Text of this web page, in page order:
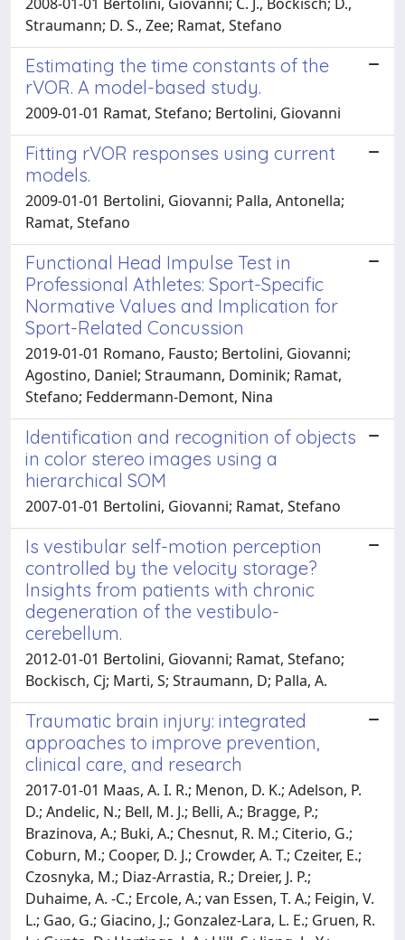
Straumann; D. S., Zee; Ramat, Stefano
Estimating the time constants of the
rVOR. A model-based study.
2009-01-01 Ramat, Stefano; Bertolini, Giovanni
Fitting rVOR responses using current
models.
2009-01-01 Bertolini, Giovanni; Palla, Antonella;
Ramat, Stefano
Functional Head Impulse Test in
Professional Athletes: Sport-Specific
Normative Values and Implication for
Sport-Related Concussion
2019-01-01 Romano, Fausto; Bertolini, Giovanni;
Agostino, Daniel; Straumann, Dominik; Ramat,
Stefano; Feddermann-Demont, Nina
Identification and recognition of objects
in color stereo images using a
hierarchical SOM
2007-01-01 Bertolini, Giovanni; Ramat, Stefano
Is vestibular self-motion perception
controlled by the velocity storage?
Insights from patients with chronic
degeneration of the vestibulo-
cerebellum.
2012-01-01 Bertolini, Giovanni; Ramat, Stefano;
Bockisch, Cj; Marti, S; Straumann, D; Palla, A.
Traumatic brain injury: integrated
approaches to improve prevention,
clinical care, and research
2017-01-01 Maas, A. I. R.; Menon, D. K.; Adelson, P.
D.; Andelic, N.; Bell, M. J.; Belli, A.; Bragge, P.;
Brazinova, A.; Buki, A.; Chesnut, R. M.; Citerio, G.;
Coburn, M.; Cooper, D. J.; Crowder, A. T.; Czeiter, E.;
Czosnyka, M.; Diaz-Arrastia, R.; Dreier, J. P.;
Duhaime, A. -C.; Ercole, A.; van Essen, T. A.; Feigin, V.
L.; Gao, G.; Giacino, J.; Gonzalez-Lara, L. E.; Gruen, R.